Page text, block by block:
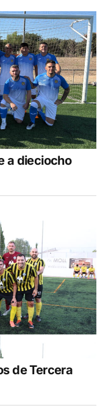
a dieciocho
de Tercera